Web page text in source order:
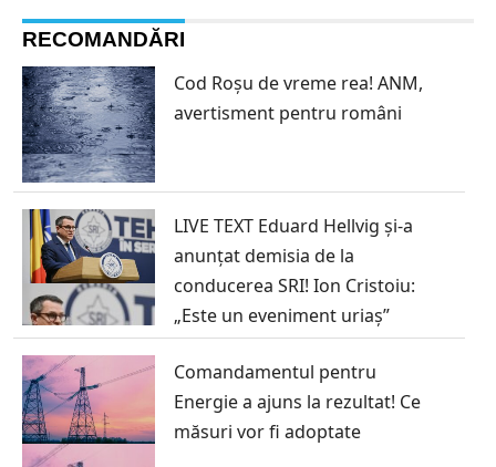
RECOMANDĂRI
Cod Roșu de vreme rea! ANM,
avertisment pentru români
LIVE TEXT Eduard Hellvig și-a
anunțat demisia de la
conducerea SRI! Ion Cristoiu:
„Este un eveniment uriaș”
Comandamentul pentru
Energie a ajuns la rezultat! Ce
măsuri vor fi adoptate